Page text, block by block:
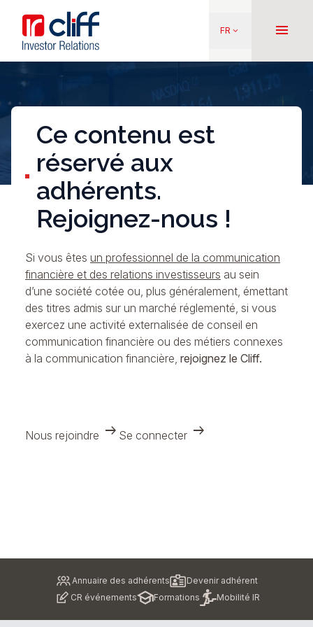
contenu
principal
Aller directement au contenu
FR keyboard_arrow_down menu
Ce contenu est
réservé aux
adhérents.
Rejoignez-nous !
Si vous êtes un professionnel de la communication
financière et des relations investisseurs au sein
d’une société cotée ou, plus généralement, émettant
des titres admis sur un marché réglementé, si vous
exercez une activité externalisée de conseil en
communication financière ou des métiers connexes
à la communication financière, rejoignez le Cliff.
Nous rejoindre arrow_right_alt Se connecter arrow_right_alt
Annuaire des adhérents
Devenir adhérent
CR événements
Formations Mobilité IR